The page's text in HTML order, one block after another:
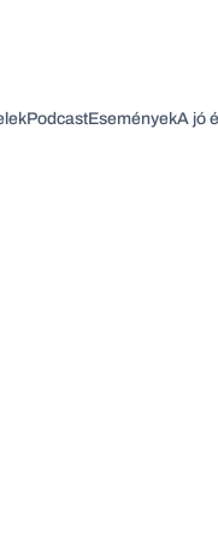
PodcastEseményekA jó